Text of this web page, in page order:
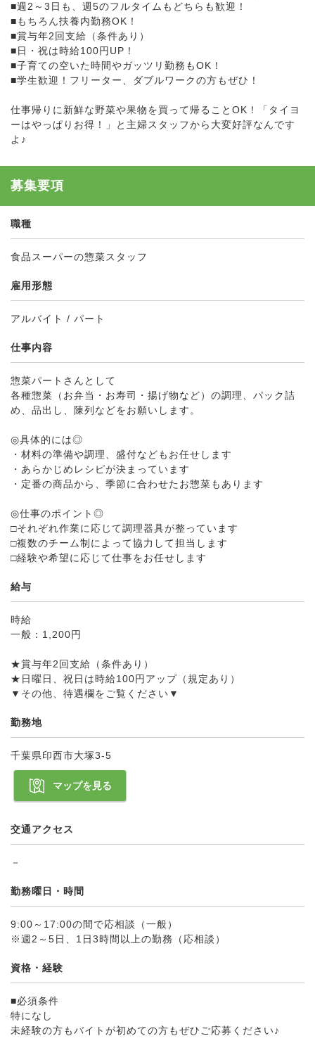
■週2～3日も、週5のフルタイムもどちらも歓迎！
■もちろん扶養内勤務OK！
■賞与年2回支給（条件あり）
■日・祝は時給100円UP！
■子育ての空いた時間やガッツリ勤務もOK！
■学生歓迎！フリーター、ダブルワークの方もぜひ！
仕事帰りに新鮮な野菜や果物を買って帰ることOK！「タイヨ
ーはやっぱりお得！」と主婦スタッフから大変好評なんです
よ♪
募集要項
職種
食品スーパーの惣菜スタッフ
雇用形態
アルバイト / パート
仕事内容
惣菜パートさんとして
各種惣菜（お弁当・お寿司・揚げ物など）の調理、パック詰
め、品出し、陳列などをお願いします。
◎具体的には◎
・材料の準備や調理、盛付などもお任せします
・あらかじめレシピが決まっています
・定番の商品から、季節に合わせたお惣菜もあります
◎仕事のポイント◎
□それぞれ作業に応じて調理器具が整っています
□複数のチーム制によって協力して担当します
□経験や希望に応じて仕事をお任せします
給与
時給
一般：1,200円
★賞与年2回支給（条件あり）
★日曜日、祝日は時給100円アップ（規定あり）
▼その他、待遇欄をご覧ください▼
勤務地
千葉県印西市大塚3-5
マップを見る
交通アクセス
－
勤務曜日・時間
9:00～17:00の間で応相談（一般）
※週2～5日、1日3時間以上の勤務（応相談）
資格・経験
■必須条件
特になし
未経験の方もバイトが初めての方もぜひご応募ください♪